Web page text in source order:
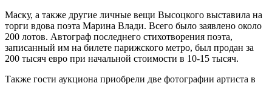
Маску, а также другие личные вещи Высоцкого выставила на
торги вдова поэта Марина Влади. Всего было заявлено около
200 лотов. Автограф последнего стихотворения поэта,
записанный им на билете парижского метро, был продан за
200 тысяч евро при начальной стоимости в 10-15 тысяч.
Также гости аукциона приобрели две фотографии артиста в